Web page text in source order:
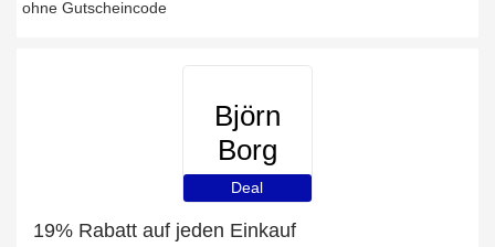
ohne Gutscheincode
Björn
Borg
Deal
19% Rabatt auf jeden Einkauf